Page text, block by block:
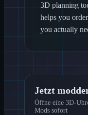
3D planning
helps you
you actually
Jetzt
Öffne eine 3D-
Mods sofort